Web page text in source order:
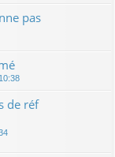
pas
de réf